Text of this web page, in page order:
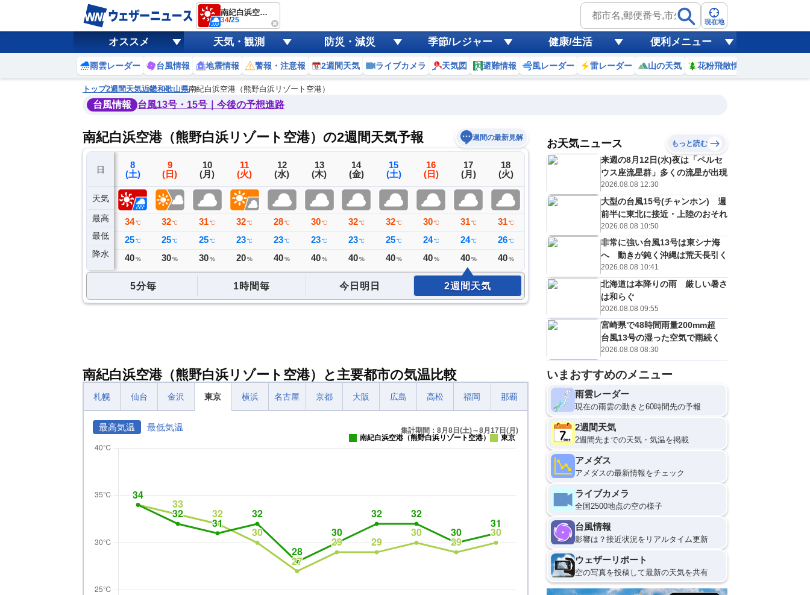
南紀白浜空港（熊野白浜リゾート空港）
34/25 現在地
オススメ 天気・観測 防災・減災 季節/レジャー 健康/生活 便利メニュー
雨雲レーダー 台風情報 地震情報 警報・注意報 2週間天気 ライブカメラ 天気図 避難情報 風レーダー 雷レーダー 山の天気 花粉飛散情報
トップ2週間天気近畿和歌山県南紀白浜空港（熊野白浜リゾート空港）
台風情報 台風13号・15号｜今後の予想進路
南紀白浜空港（熊野白浜リゾート空港）の2週間天気予報 週間の最新見解
日
天気
最高
最低
降水
7
(金)
33℃
25℃
ミリ
8
(土)
34 ℃
25 ℃
40 %
9
(日)
32 ℃
25 ℃
30 %
10
(月)
31 ℃
25 ℃
30 %
11
(火)
32 ℃
23 ℃
20 %
12
(水)
28℃
23℃
40%
13
(木)
30℃
23℃
40%
14
(金)
32℃
23℃
40%
15
(土)
32℃
25℃
40%
16
(日)
30 ℃
24 ℃
40 %
17
(月)
31 ℃
24 ℃
40 %
18
(火)
31 ℃
26 ℃
40 %
19
℃ 26
21
(金)
E
31℃
25 ℃
30%
22
(土)
D
32℃
25℃
30 %
予報の
信頼度
B
C
D
低
？
5分毎 1時間毎 今日明日 2週間天気
南紀白浜空港（熊野白浜リゾート空港）と主要都市の気温比較
札幌 仙台 金沢 東京 横浜 名古屋 京都 大阪 広島 高松 福岡 那覇
最高気温 最低気温
集計期間：8月8日(土)～8月17日(月)
南紀白浜空港（熊野白浜リゾート空港）
東京
お天気ニュース もっと読む
来週の8月12日(水)夜は「ペルセ
ウス座流星群」多くの流星が出現
2026.08.08 12:30
大型の台風15号(チャンホン) 週
前半に東北に接近・上陸のおそれ
2026.08.08 10:50
非常に強い台風13号は東シナ海
へ 動きが鈍く沖縄は荒天長引く
2026.08.08 10:41
北海道は本降りの雨 厳しい暑さ
は和らぐ
2026.08.08 09:55
宮崎県で48時間雨量200mm超
台風13号の湿った空気で雨続く
2026.08.08 08:30
いまおすすめのメニュー
雨雲レーダー
現在の雨雲の動きと60時間先の予報
2週間天気
2週間先までの天気・気温を掲載
アメダス
アメダスの最新情報をチェック
ライブカメラ
全国2500地点の空の様子
台風情報
影響は？接近状況をリアルタイム更新
ウェザーリポート
空の写真を投稿して最新の天気を共有